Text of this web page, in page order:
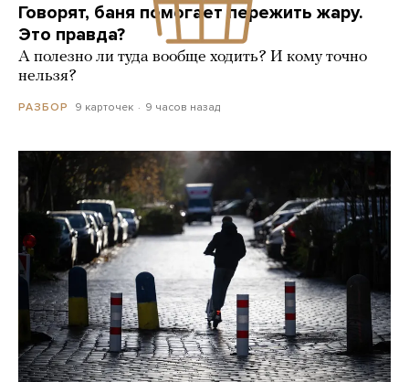
Говорят, баня помогает пережить жару.
Это правда?
А полезно ли туда вообще ходить? И кому точно
нельзя?
РАЗБОР 9 карточек 9 часов назад